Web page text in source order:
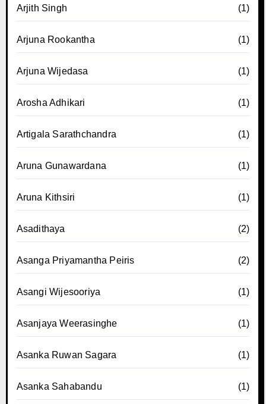
Arjith Singh (1)
Arjuna Rookantha (1)
Arjuna Wijedasa (1)
Arosha Adhikari (1)
Artigala Sarathchandra (1)
Aruna Gunawardana (1)
Aruna Kithsiri (1)
Asadithaya (2)
Asanga Priyamantha Peiris (2)
Asangi Wijesooriya (1)
Asanjaya Weerasinghe (1)
Asanka Ruwan Sagara (1)
Asanka Sahabandu (1)